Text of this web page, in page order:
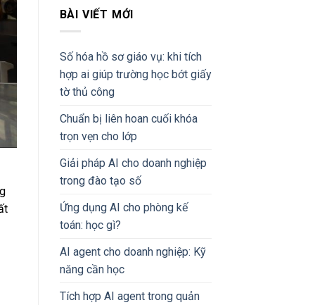
BÀI VIẾT MỚI
Số hóa hồ sơ giáo vụ: khi tích
hợp ai giúp trường học bớt giấy
tờ thủ công
Chuẩn bị liên hoan cuối khóa
trọn vẹn cho lớp
Giải pháp AI cho doanh nghiệp
trong đào tạo số
Ứng dụng AI cho phòng kế
toán: học gì?
AI agent cho doanh nghiệp: Kỹ
năng cần học
Tích hợp AI agent trong quản